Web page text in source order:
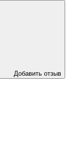
Добавить отзыв